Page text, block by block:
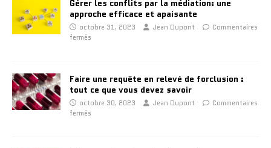
Gérer les conflits par la médiation: une
approche efficace et apaisante
octobre 31, 2023 Jean Dupont
Commentaires
fermés
Faire une requête en relevé de forclusion :
tout ce que vous devez savoir
octobre 30, 2023 Jean Dupont
Commentaires
fermés